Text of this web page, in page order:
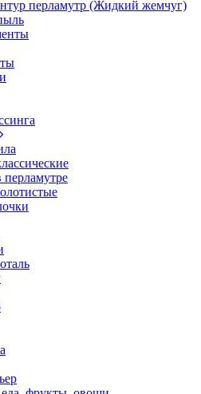
перламутр (Жидкий жемчуг)
перламутре